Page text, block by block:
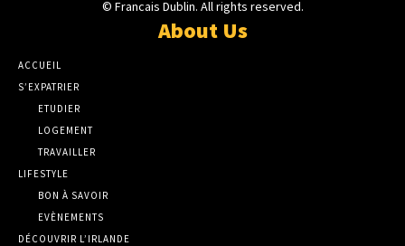
© Francais Dublin. All rights reserved.
About Us
ACCUEIL
S’EXPATRIER
ETUDIER
LOGEMENT
TRAVAILLER
LIFESTYLE
BON À SAVOIR
EVÈNEMENTS
DÉCOUVRIR L’IRLANDE